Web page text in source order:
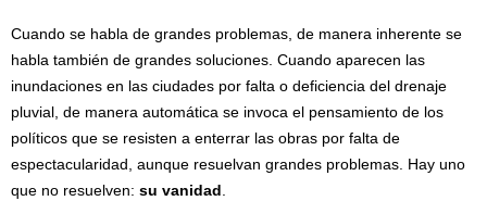
Cuando se habla de grandes problemas, de manera inherente se
habla también de grandes soluciones. Cuando aparecen las
inundaciones en las ciudades por falta o deficiencia del drenaje
pluvial, de manera automática se invoca el pensamiento de los
políticos que se resisten a enterrar las obras por falta de
espectacularidad, aunque resuelvan grandes problemas. Hay uno
que no resuelven: su vanidad.